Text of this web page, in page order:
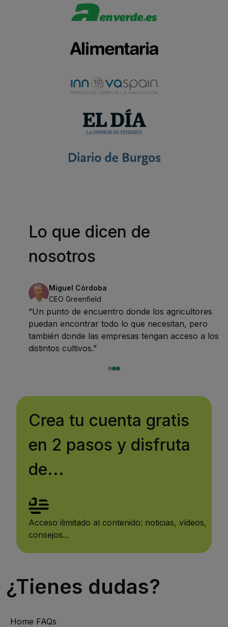
Lo que dicen de
nosotros
Miguel Córdoba
CEO Greenfield
“Un punto de encuentro donde los agricultores
puedan encontrar todo lo que necesitan, pero
también donde las empresas tengan acceso a los
distintos cultivos.”
Crea tu cuenta gratis
en 2 pasos y disfruta
de...
Acceso ilimitado al contenido: noticias, vídeos,
consejos...
¿Tienes dudas?
Home FAQs